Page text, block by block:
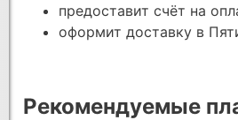
предоставит счёт на
оформит доставку в
Рекомендуемые